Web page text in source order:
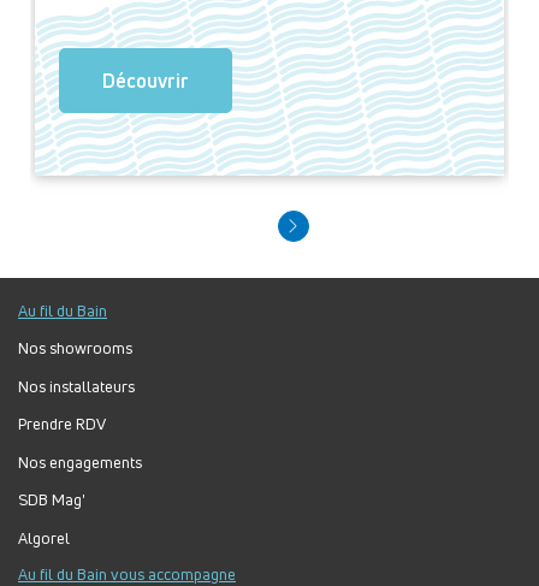
Découvrir
Au fil du Bain
Nos showrooms
Nos installateurs
Prendre RDV
Nos engagements
SDB Mag'
Algorel
Au fil du Bain vous accompagne